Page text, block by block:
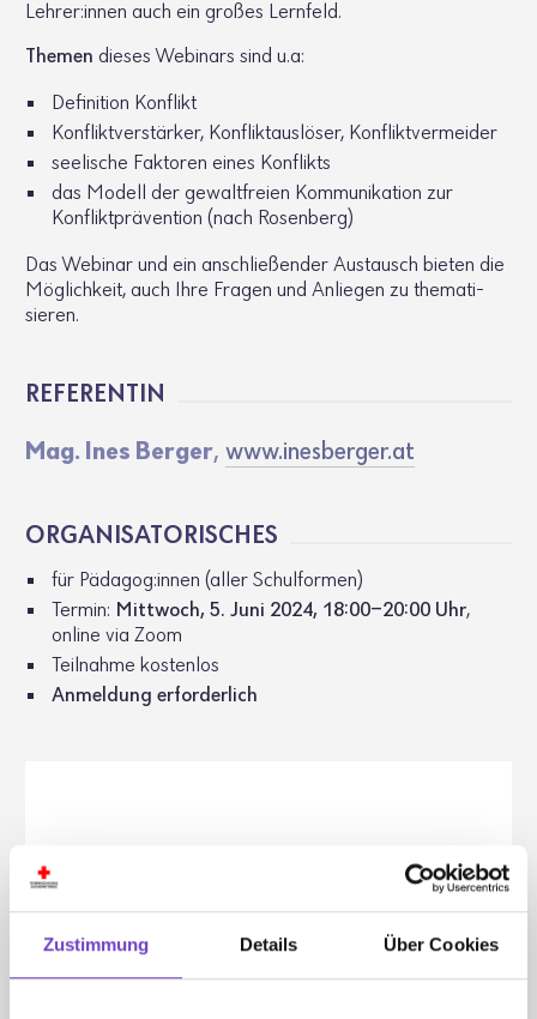
Zustimmung Details Über Cookies
Lehrer:innen auch ein großes Lern­feld.
Themen dieses Webi­nars sind u.a:
Defi­ni­tion Konflikt
Konflikt­ver­stärker, Konflikt­aus­löser, Konflikt­ver­meider
seeli­sche Faktoren eines Konflikts
das Modell der gewalt­freien Kommu­ni­ka­tion zur
Konflikt­prä­ven­tion (nach Rosen­berg)
Das Webinar und ein anschlie­ßender Austausch bieten die
Möglich­keit, auch Ihre Fragen und Anliegen zu thema­ti­
sieren.
REFE­RENTIN
Mag. Ines Berger, www.​inesberger.​at
ORGA­NI­SA­TO­RI­SCHES
für Pädagog:innen (aller Schul­formen)
Termin: Mitt­woch, 5. Juni 2024, 18:00-20:00 Uhr,
online via Zoom
Teil­nahme kostenlos
Anmel­dung erfor­der­lich